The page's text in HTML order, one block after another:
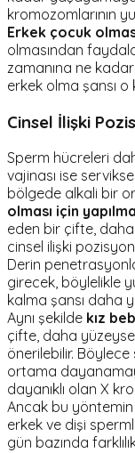
kromozomlarının
Erkek çocuk
olmasından
zamanına ne
erkek olma şansı
Cinsel İlişki
Sperm hücreleri
vajinası ise
bölgede alkali bir
olması için
eden bir çifte,
cinsel ilişki
Derin
girecek, böylelikle
kalma şansı daha
Aynı şekilde kız
çifte, daha
önerilebilir.
ortama
dayanıklı olan X
Ancak bu
erkek ve dişi
gün bazında